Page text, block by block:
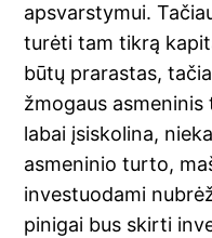
apsvarstymui.
turėti tam tikrą
būtų prarastas,
žmogaus
labai įsiskolina,
asmeninio turto,
investuodami
pinigai bus skirti